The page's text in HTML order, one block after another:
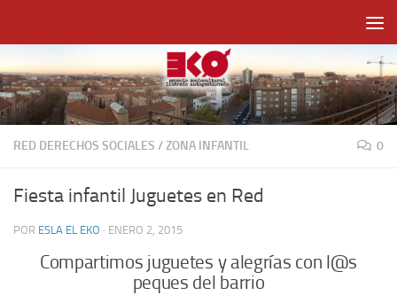
RED DERECHOS SOCIALES /ZONA INFANTIL 0
Fiesta infantil Juguetes en Red
POR ESLA EL EKO · ENERO 2, 2015
Compartimos juguetes y alegrías con l@s
peques del barrio